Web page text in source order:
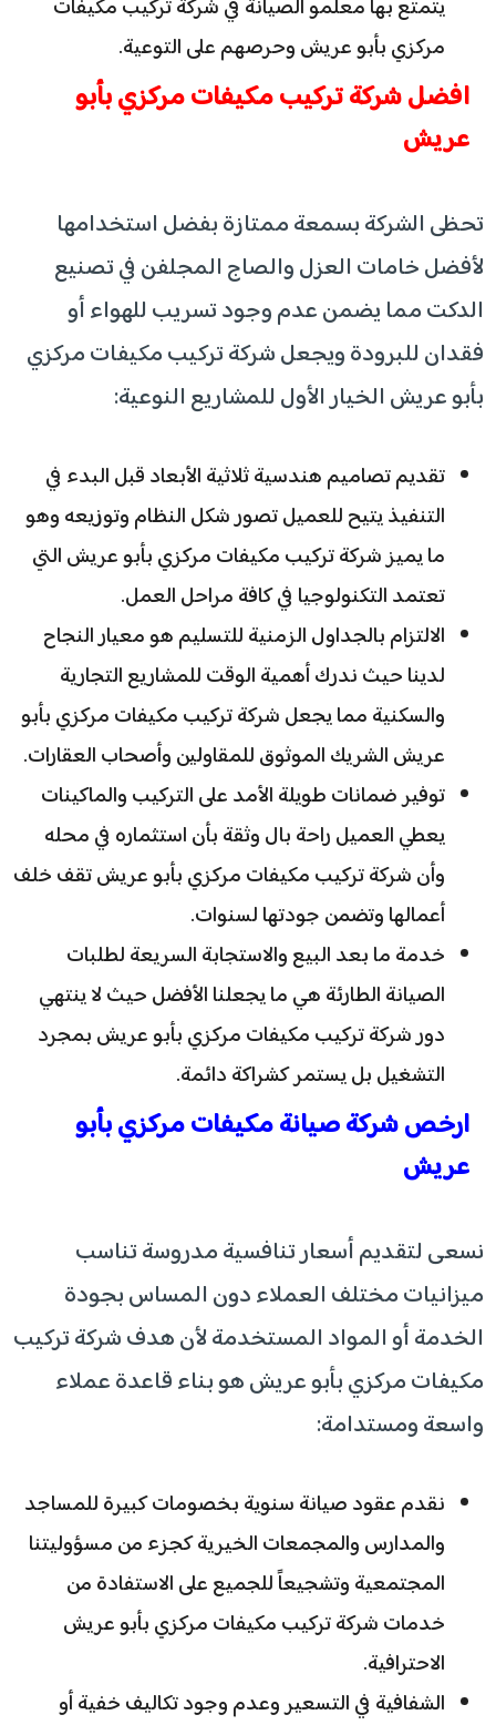
يتمتع بها معلمو الصيانة في شركة تركيب مكيفات
مركزي بأبو عريش وحرصهم على التوعية.
افضل شركة تركيب مكيفات مركزي بأبو
عريش
تحظى الشركة بسمعة ممتازة بفضل استخدامها
لأفضل خامات العزل والصاج المجلفن في تصنيع
الدكت مما يضمن عدم وجود تسريب للهواء أو
فقدان للبرودة ويجعل شركة تركيب مكيفات مركزي
بأبو عريش الخيار الأول للمشاريع النوعية:
تقديم تصاميم هندسية ثلاثية الأبعاد قبل البدء في
التنفيذ يتيح للعميل تصور شكل النظام وتوزيعه وهو
ما يميز شركة تركيب مكيفات مركزي بأبو عريش التي
تعتمد التكنولوجيا في كافة مراحل العمل.
الالتزام بالجداول الزمنية للتسليم هو معيار النجاح
لدينا حيث ندرك أهمية الوقت للمشاريع التجارية
والسكنية مما يجعل شركة تركيب مكيفات مركزي بأبو
عريش الشريك الموثوق للمقاولين وأصحاب العقارات.
توفير ضمانات طويلة الأمد على التركيب والماكينات
يعطي العميل راحة بال وثقة بأن استثماره في محله
وأن شركة تركيب مكيفات مركزي بأبو عريش تقف خلف
أعمالها وتضمن جودتها لسنوات.
خدمة ما بعد البيع والاستجابة السريعة لطلبات
الصيانة الطارئة هي ما يجعلنا الأفضل حيث لا ينتهي
دور شركة تركيب مكيفات مركزي بأبو عريش بمجرد
التشغيل بل يستمر كشراكة دائمة.
ارخص شركة صيانة مكيفات مركزي بأبو
عريش
نسعى لتقديم أسعار تنافسية مدروسة تناسب
ميزانيات مختلف العملاء دون المساس بجودة
الخدمة أو المواد المستخدمة لأن هدف شركة تركيب
مكيفات مركزي بأبو عريش هو بناء قاعدة عملاء
واسعة ومستدامة:
نقدم عقود صيانة سنوية بخصومات كبيرة للمساجد
والمدارس والمجمعات الخيرية كجزء من مسؤوليتنا
المجتمعية وتشجيعاً للجميع على الاستفادة من
خدمات شركة تركيب مكيفات مركزي بأبو عريش
الاحترافية.
الشفافية في التسعير وعدم وجود تكاليف خفية أو